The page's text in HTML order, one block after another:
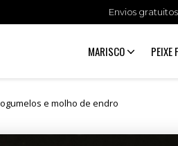
Envios
MARISCO PEIXE
e molho de endro